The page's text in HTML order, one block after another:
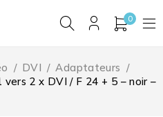
0
/ DVI / Adaptateurs /
2 x DVI / F 24 + 5 – noir –